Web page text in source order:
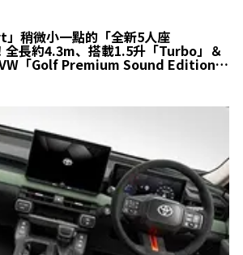
稍微小一點的「全新5人座
長約4.3m、搭載1.5升「Turbo」＆
VW「Golf Premium Sound Edition」